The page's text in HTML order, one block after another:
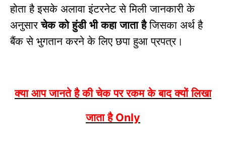
होता है इसके अलावा इंटरनेट से मिली जानकारी के
अनुसारचेक को हुंडी भी कहा जाता हैजिसका अर्थ है
बैंक से भुगतान करने के लिए छपा हुआ प्रपत्र।
क्या आप जानते है की चेक पर रकम के बाद क्यों लिखा
जाता हैOnly